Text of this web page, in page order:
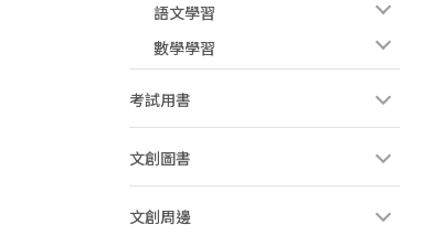
語文學習
數學學習
考試用書
文創圖書
文創周邊